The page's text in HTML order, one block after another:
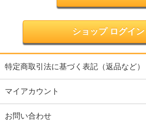
ショップ ログイン
特定商取引法に基づく表記（返品など）
マイアカウント
お問い合わせ